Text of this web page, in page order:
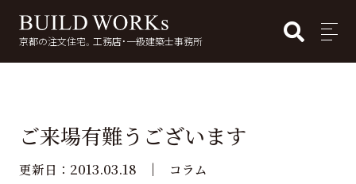
京都の注文住宅。工務店・一級建築士事務所 MENU
ご来場有難うございます
更新日： 2013.03.18 コラム